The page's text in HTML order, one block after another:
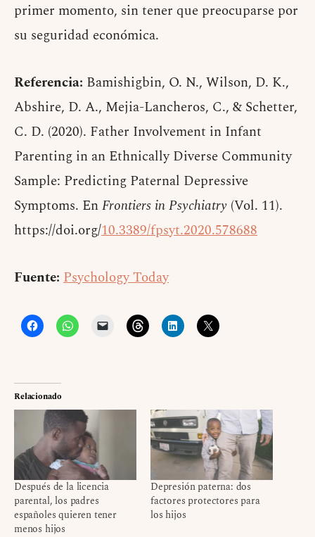
primer momento, sin tener que preocuparse por
su seguridad económica.
Referencia: Bamishigbin, O. N., Wilson, D. K.,
Abshire, D. A., Mejia-Lancheros, C., & Schetter,
C. D. (2020). Father Involvement in Infant
Parenting in an Ethnically Diverse Community
Sample: Predicting Paternal Depressive
Symptoms. EnFrontiers in Psychiatry (Vol. 11).
https://doi.org/10.3389/fpsyt.2020.578688
Fuente: Psychology Today
Relacionado
Después de la licencia
parental, los padres
españoles quieren tener
menos hijos
Depresión paterna: dos
factores protectores para
los hijos